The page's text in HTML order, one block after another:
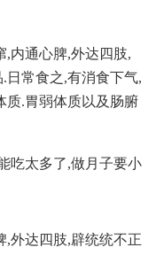
,内通心脾,外达四肢,
日常食之,有消食下气,
质.胃弱体质以及肠腑
吃太多了,做月子要小
,外达四肢,辟统统不正